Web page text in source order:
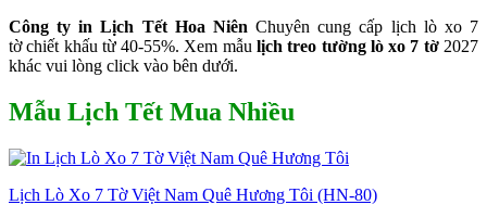
Công ty in Lịch Tết Hoa NiênChuyên cung cấp lịch lò xo 7
tờ chiết khấu từ 40-55%. Xem mẫu lịch treo tường lò xo 7 tờ2027
khác vui lòng click vào bên dưới.
Mẫu Lịch Tết Mua Nhiều
Lịch Lò Xo 7 Tờ Việt Nam Quê Hương Tôi (HN-80)